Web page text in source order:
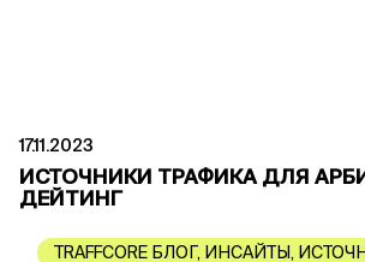
17.11.2023
ИСТОЧНИКИ ТРАФИКА ДЛЯ
ДЕЙТИНГ
TRAFFCORE БЛОГ, ИНСАЙТЫ,